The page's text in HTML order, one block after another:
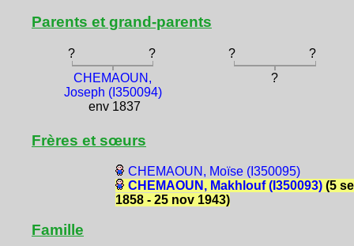
Parents et grand-parents
? ? ?
?
CHEMAOUN,
Joseph (I350094)
env 1837
?
Frères et sœurs
CHEMAOUN, Moïse (I350095)
CHEMAOUN, Makhlouf (I350093)(5
1858 - 25 nov 1943)
Famille